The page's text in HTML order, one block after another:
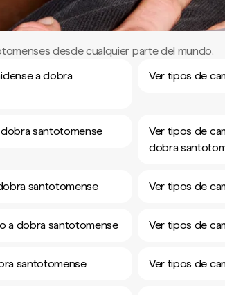
desde cualquier parte del mundo.
a dobra
Ver tipos de
santotomense
Ver tipos de
dobra
santotomense Ver tipos de
a dobra santotomense Ver tipos de
santotomense Ver tipos de